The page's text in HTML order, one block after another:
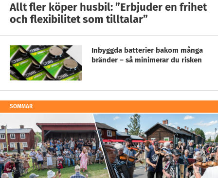
Allt fler köper husbil: ”Erbjuder en frihet
och flexibilitet som tilltalar”
Inbyggda batterier bakom många
bränder – så minimerar du risken
SOMMAR